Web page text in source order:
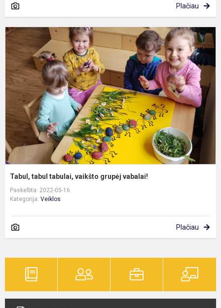
Plačiau
Tabul, tabul tabulai, vaikšto grupėj vabalai!
Paskelbta: 2022-05-16
Kategorija: Veiklos
Plačiau